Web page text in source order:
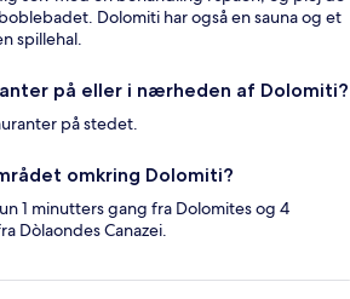
Dolomiti har også en sauna og et
spillehal.
på eller i nærheden af Dolomiti?
på stedet.
omkring Dolomiti?
1 minutters gang fra Dolomites og 4
Dòlaondes Canazei.